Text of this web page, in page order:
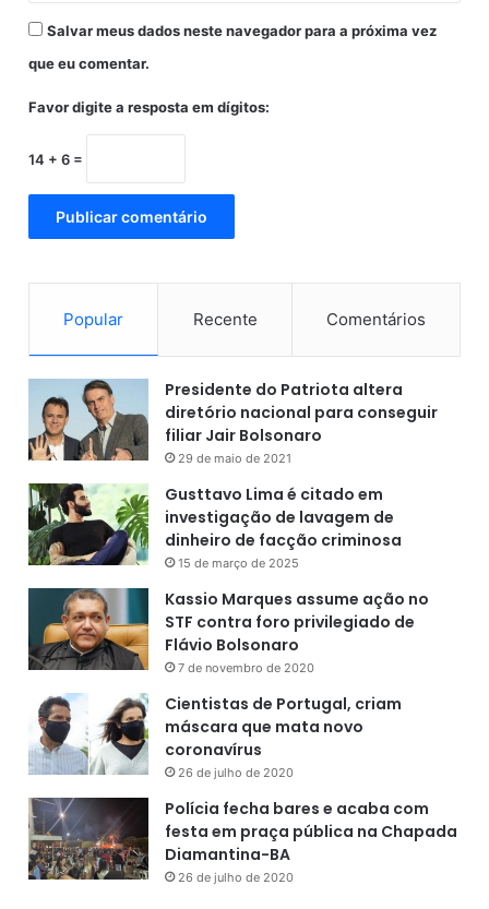
Salvar meus dados neste navegador para a próxima vez
que eu comentar.
Favor digite a resposta em dígitos:
14 + 6 =
Popular Recente Comentários
Presidente do Patriota altera
diretório nacional para conseguir
filiar Jair Bolsonaro
29 de maio de 2021
Gusttavo Lima é citado em
investigação de lavagem de
dinheiro de facção criminosa
15 de março de 2025
Kassio Marques assume ação no
STF contra foro privilegiado de
Flávio Bolsonaro
7 de novembro de 2020
Cientistas de Portugal, criam
máscara que mata novo
coronavírus
26 de julho de 2020
Polícia fecha bares e acaba com
festa em praça pública na Chapada
Diamantina-BA
26 de julho de 2020